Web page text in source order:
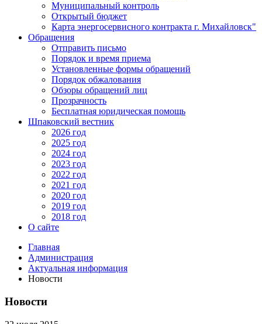
Муниципальный контроль
Открытый бюджет
Карта энергосервисного контракта г. Михайловск"
Обращения
Отправить письмо
Порядок и время приема
Установленные формы обращений
Порядок обжалования
Обзоры обращений лиц
Прозрачность
Бесплатная юридическая помощь
Шпаковский вестник
2026 год
2025 год
2024 год
2023 год
2022 год
2021 год
2020 год
2019 год
2018 год
О сайте
Главная
Администрация
Актуальная информация
Новости
Новости